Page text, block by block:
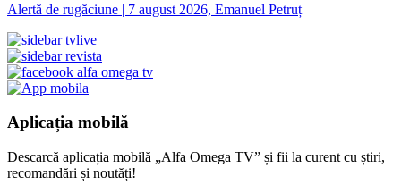
Alertă de rugăciune | 7 august 2026, Emanuel Petruț
Aplicația mobilă
Descarcă aplicația mobilă „Alfa Omega TV” și fii la curent cu știri,
recomandări și noutăți!